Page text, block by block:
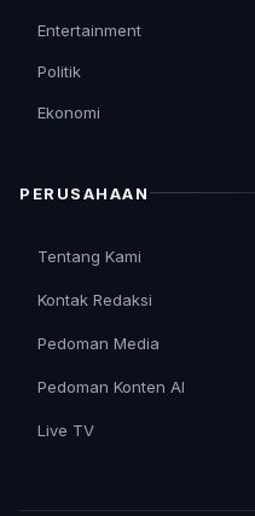
Entertainment
Politik
Ekonomi
PERUSAHAAN
Tentang Kami
Kontak Redaksi
Pedoman Media
Pedoman Konten AI
Live TV